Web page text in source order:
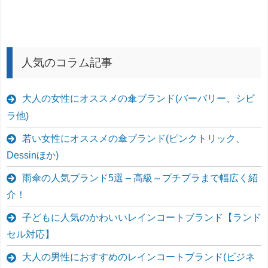
人気のコラム記事
大人の女性にオススメの傘ブランド(バーバリー、シビ
ラ他)
若い女性にオススメの傘ブランド(ピンクトリック、
Dessinほか)
雨傘の人気ブランド5選 – 高級～プチプラまで幅広く紹
介！
子どもに人気のかわいいレインコートブランド【ランド
セル対応】
大人の男性におすすめのレインコートブランド(ビジネ